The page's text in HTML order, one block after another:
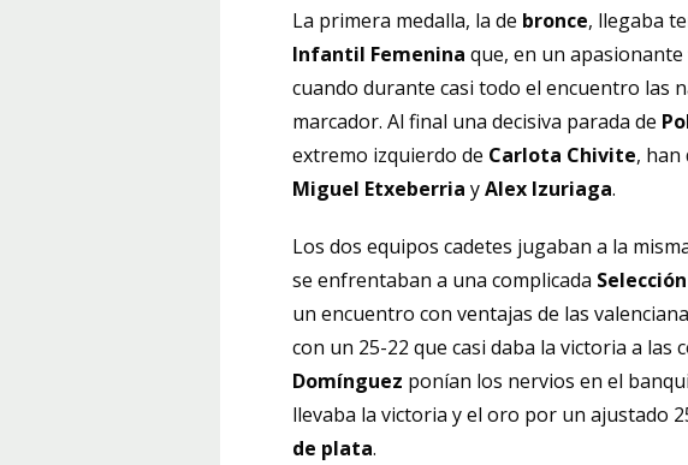
La primera medalla, la de bronce, llegaba
Infantil Femenina que, en un
cuando durante casi todo el encuentro las
marcador. Al final una decisiva parada de
extremo izquierdo de Carlota Chivite, han
Miguel Etxeberria yAlex Izuriaga.
Los dos equipos cadetes jugaban a la
se enfrentaban a una complicada
un encuentro con ventajas de las
con un 25-22 que casi daba la victoria a las
Domínguez ponían los nervios en el
llevaba la victoria y el oro por un ajustado
de plata.